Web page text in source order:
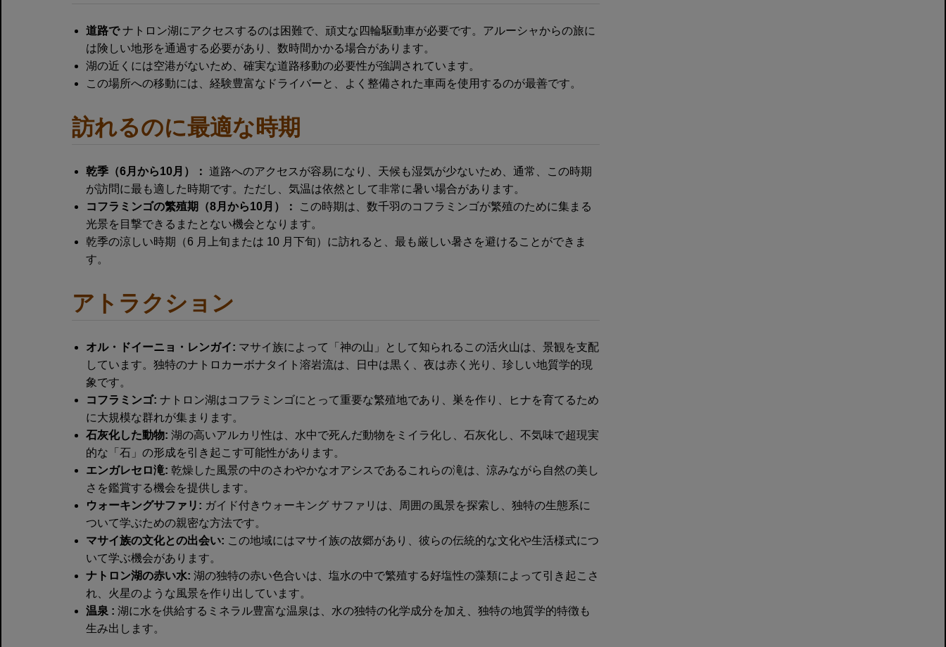
道路でナトロン湖にアクセスするのは困難で、頑丈な四輪駆動車が必要です。アルーシャからの旅に
は険しい地形を通過する必要があり、数時間かかる場合があります。
湖の近くには空港がないため、確実な道路移動の必要性が強調されています。
この場所への移動には、経験豊富なドライバーと、よく整備された車両を使用するのが最善です。
訪れるのに最適な時期
乾季（6月から10月）： 道路へのアクセスが容易になり、天候も湿気が少ないため、通常、この時期
が訪問に最も適した時期です。ただし、気温は依然として非常に暑い場合があります。
コフラミンゴの繁殖期（8月から10月）：
この時期は、数千羽のコフラミンゴが繁殖のために集まる
光景を目撃できるまたとない機会となります。
乾季の涼しい時期（6 月上旬または 10 月下旬）に訪れると、最も厳しい暑さを避けることができま
す。
アトラクション
オル・ドイーニョ・レンガイ: マサイ族によって「神の山」として知られるこの活火山は、景観を支配
しています。独特のナトロカーボナタイト溶岩流は、日中は黒く、夜は赤く光り、珍しい地質学的現
象です。
コフラミンゴ: ナトロン湖はコフラミンゴにとって重要な繁殖地であり、巣を作り、ヒナを育てるため
に大規模な群れが集まります。
石灰化した動物: 湖の高いアルカリ性は、水中で死んだ動物をミイラ化し、石灰化し、不気味で超現実
的な「石」の形成を引き起こす可能性があります。
エンガレセロ滝: 乾燥した風景の中のさわやかなオアシスであるこれらの滝は、涼みながら自然の美し
さを鑑賞する機会を提供します。
ウォーキングサファリ: ガイド付きウォーキング サファリは、周囲の風景を探索し、独特の生態系に
ついて学ぶための親密な方法です。
マサイ族の文化との出会い: この地域にはマサイ族の故郷があり、彼らの伝統的な文化や生活様式につ
いて学ぶ機会があります。
ナトロン湖の赤い水: 湖の独特の赤い色合いは、塩水の中で繁殖する好塩性の藻類によって引き起こさ
れ、火星のような風景を作り出しています。
温泉 : 湖に水を供給するミネラル豊富な温泉は、水の独特の化学成分を加え、独特の地質学的特徴も
生み出します。